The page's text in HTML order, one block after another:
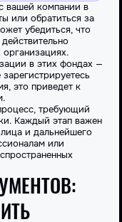
вашей компании в
или обратиться за
убедиться, что
в этих фондах —
это приведет к
требующий
Каждый этап важен
и дальнейшего
или